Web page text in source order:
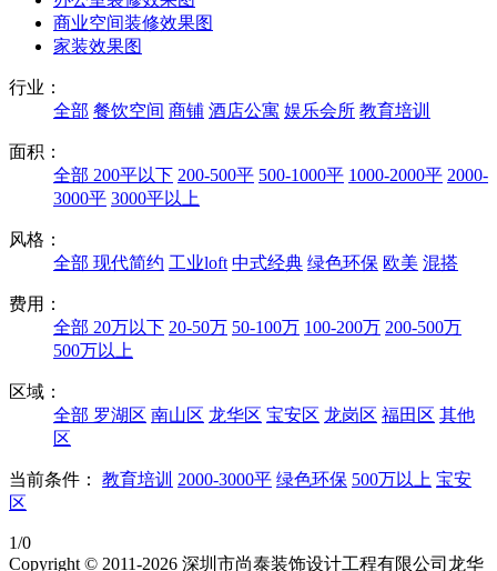
商业空间装修效果图
家装效果图
行业：
全部 餐饮空间 商铺 酒店公寓 娱乐会所 教育培训
面积：
全部 200平以下 200-500平 500-1000平 1000-2000平 2000-
3000平 3000平以上
风格：
全部 现代简约 工业loft 中式经典 绿色环保 欧美 混搭
费用：
全部 20万以下 20-50万 50-100万 100-200万 200-500万
500万以上
区域：
全部 罗湖区 南山区 龙华区 宝安区 龙岗区 福田区 其他
区
当前条件： 教育培训 2000-3000平 绿色环保 500万以上 宝安
区
1/0
Copyright © 2011-2026 深圳市尚泰装饰设计工程有限公司龙华